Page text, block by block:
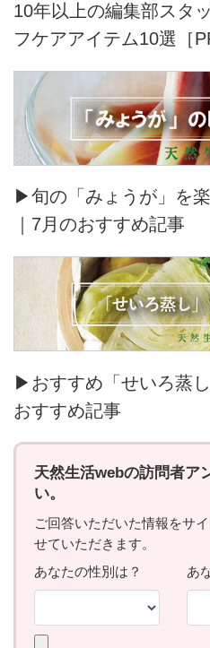
10年以上の編集部スタ
フケアアイテム10選［
▶旬の「みょうが」を
｜7月のおすすめ記事
▶おすすめ「せいろ蒸
おすすめ記事